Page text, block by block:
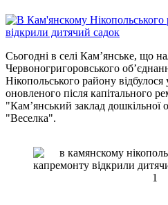
Сьогодні в селі Кам’янське, що
Червоногригоровського
Нікопольського району відбулося
оновленого після капітального
"Кам’янський заклад дошкільної
"Веселка".